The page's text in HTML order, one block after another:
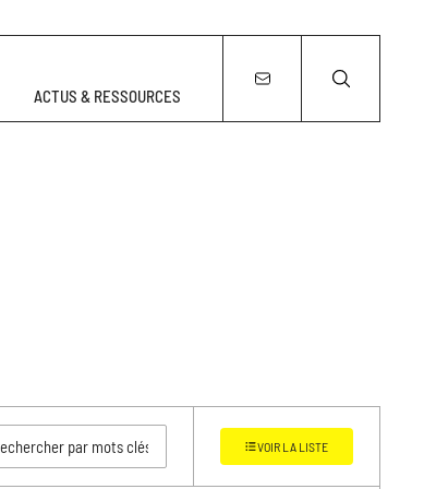
ACTUS & RESSOURCES
VOIR LA LISTE